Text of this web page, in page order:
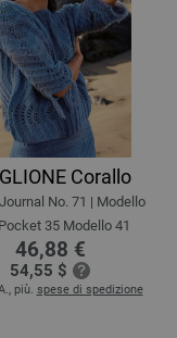
Corallo
No. 71 | Modello
35 Modello 41
46,88 €
54,55 $
più. spese di spedizione